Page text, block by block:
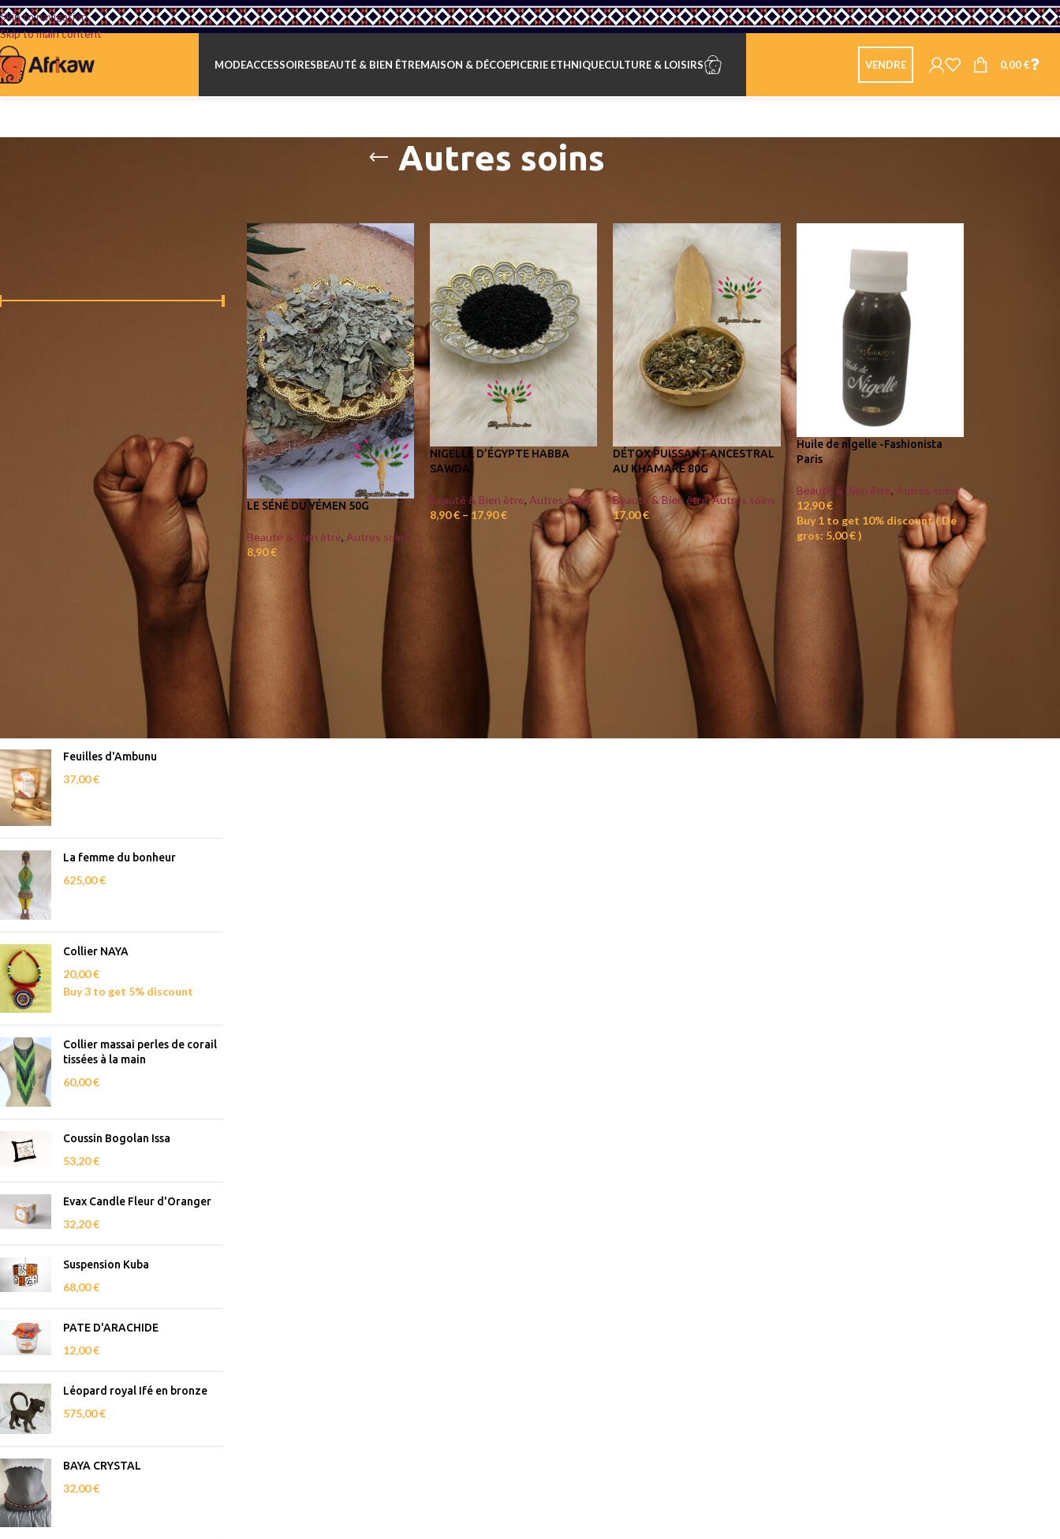
Skip to navigation
Skip to main content
MODEACCESSOIRESBEAUTÉ & BIEN ÊTREMAISON & DÉCOEPICERIE ETHNIQUECULTURE & LOISIRS VENDRE 0,00€
Autres soins
Mélange de 4 poivres
–11,00€
Collier châle massai
2 lots de Savon Baobab
Panier mural fibre banane et
Feuilles d'Ambunu
37,00€
La femme du bonheur
625,00€
Collier NAYA
20,00€
Buy 3 to get 5% discount
Collier massai perles de corail
tissées à la main
60,00€
Coussin Bogolan Issa
53,20€
Evax Candle Fleur d'Oranger
32,20€
Suspension Kuba
68,00€
PATE D'ARACHIDE
12,00€
Léopard royal Ifé en bronze
575,00€
BAYA CRYSTAL
32,00€
LE SÉNÉ DU YÉMEN 50G
Beauté & Bien être, Autres soins
8,90€
NIGELLE D’ÉGYPTE HABBA
SAWDA
Beauté & Bien être, Autres soins
8,90€ –17,90€
DÉTOX PUISSANT ANCESTRAL
AU KHAMARÉ 80G
Beauté & Bien être,Autres soins
17,00€
Huile de nigelle -Fashionista
Paris
Beauté & Bien être, Autres soins
12,90€
Buy 1 to get 10% discount( De
gros: 5,00€)